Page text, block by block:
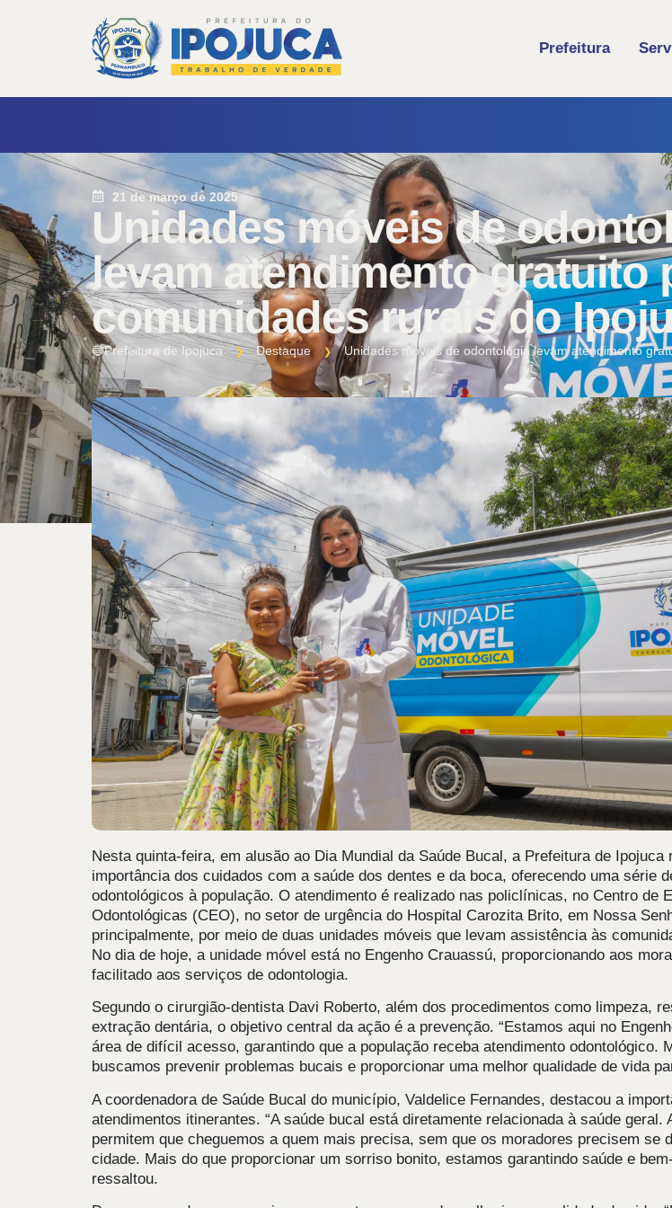
Prefeitura
21 de março de 2025
Unidades móveis de
levam atendimento gratuito
comunidades rurais do
🔵Prefeitura de Ipojuca Destaque Unidades móveis de odontologia levam atendimento
Nesta quinta-feira, em alusão ao Dia Mundial da Saúde Bucal, a Prefeitura de Ipojuca
importância dos cuidados com a saúde dos dentes e da boca, oferecendo uma série
odontológicos à população. O atendimento é realizado nas policlínicas, no Centro de
Odontológicas (CEO), no setor de urgência do Hospital Carozita Brito, em Nossa
principalmente, por meio de duas unidades móveis que levam assistência às
No dia de hoje, a unidade móvel está no Engenho Crauassú, proporcionando aos
facilitado aos serviços de odontologia.
Segundo o cirurgião-dentista Davi Roberto, além dos procedimentos como limpeza,
extração dentária, o objetivo central da ação é a prevenção. “Estamos aqui no
área de difícil acesso, garantindo que a população receba atendimento odontológico.
buscamos prevenir problemas bucais e proporcionar uma melhor qualidade de vida
A coordenadora de Saúde Bucal do município, Valdelice Fernandes, destacou a
atendimentos itinerantes. “A saúde bucal está diretamente relacionada à saúde geral.
permitem que cheguemos a quem mais precisa, sem que os moradores precisem se
cidade. Mais do que proporcionar um sorriso bonito, estamos garantindo saúde e
ressaltou.